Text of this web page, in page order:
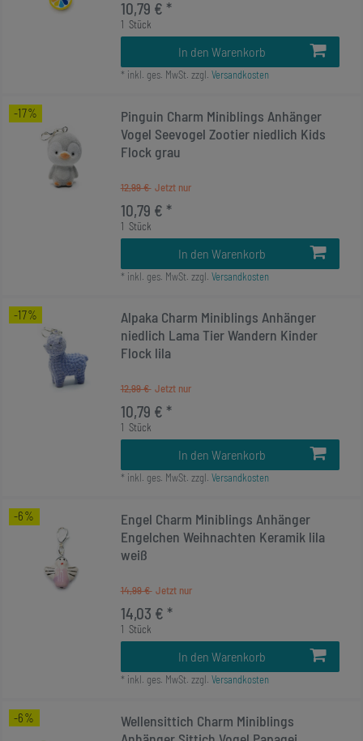
10,79 € *
1 Stück
In den Warenkorb
* inkl. ges. MwSt. zzgl. Versandkosten
-17%
Pinguin Charm Miniblings Anhänger
Vogel Seevogel Zootier niedlich Kids
Flock grau
12,99 €
10,79 € *
1 Stück
In den Warenkorb
* inkl. ges. MwSt. zzgl. Versandkosten
-17%
Alpaka Charm Miniblings Anhänger
niedlich Lama Tier Wandern Kinder
Flock lila
12,99 €
10,79 € *
1 Stück
In den Warenkorb
* inkl. ges. MwSt. zzgl. Versandkosten
-6%
Engel Charm Miniblings Anhänger
Engelchen Weihnachten Keramik lila
weiß
14,99 €
14,03 € *
1 Stück
In den Warenkorb
* inkl. ges. MwSt. zzgl. Versandkosten
-6%
Wellensittich Charm Miniblings